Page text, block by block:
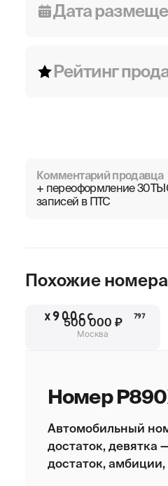
Дата
Рейтинг
Комментарий продавца
+ переоформление
записей в ПТС
Похожие
Х900СС 797
500 000 ₽
Москва
Номер
Автомобильный
достаток, девятка
достаток, амбиции,